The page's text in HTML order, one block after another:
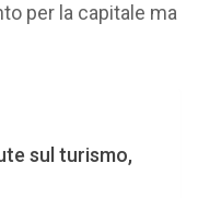
per la capitale ma
sul turismo,